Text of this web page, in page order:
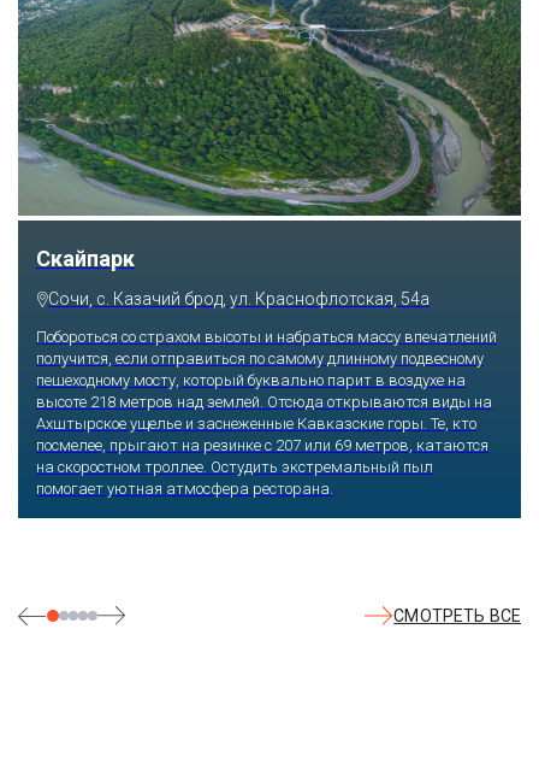
Скайпарк
Сочи, с. Казачий брод, ул. Краснофлотская, 54а
Побороться со страхом высоты и набраться массу впечатлений
получится, если отправиться по самому длинному подвесному
пешеходному мосту, который буквально парит в воздухе на
высоте 218 метров над землей. Отсюда открываются виды на
Ахштырское ущелье и заснеженные Кавказские горы. Те, кто
посмелее, прыгают на резинке с 207 или 69 метров, катаются
на скоростном троллее. Остудить экстремальный пыл
помогает уютная атмосфера ресторана.
СМОТРЕТЬ ВСЕ